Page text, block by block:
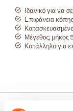
Ιδανικό για να
Επιφάνεια
Μέγεθος; μήκος
Κατάλληλο για